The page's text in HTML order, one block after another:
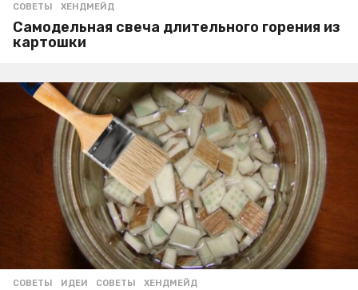
СОВЕТЫ
,ХЕНДМЕЙД
Самодельная свеча длительного горения из
картошки
СОВЕТЫ ИДЕИ ,СОВЕТЫ ,ХЕНДМЕЙД